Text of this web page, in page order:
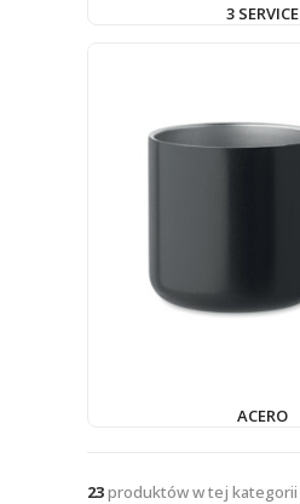
3 SERVICE
ACERO
23produktów w tej kategorii